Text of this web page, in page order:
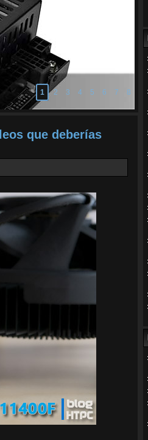
1 2 3 4 5 6 7 8
que deberías